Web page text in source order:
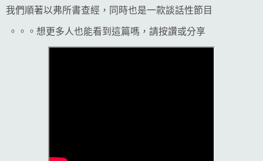
我們順著以弗所書查經，同時也是一款談話性節目
。。。想更多人也能看到這篇嗎，請按讚或分享